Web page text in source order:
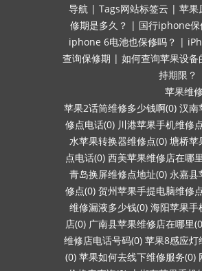
导航 | Tags网站标签云 | 苹果
修期是多久？ | 国行iphone保
iphone 6电池也保修吗？ |
查询保修期 | 如何查询苹果设备
持期限？
苹果维
苹果2话筒维修多少钱啊(0) 汉南
修点电话(0) 川港苹果手机维修
水苹果转换器维修点(0) 塘桥苹
点电话(0) 西美苹果维修店在哪
青岛换屏维修点地址(0) 永嘉县
修点(0) 贺州苹果手提电脑维修
维修漏液多少钱(0) 海阳苹果手
店(0) 广南县苹果维修店在哪里
维修店电话号码(0) 苹果8感应灯
(0) 苹果如何去线下维修服务(0)